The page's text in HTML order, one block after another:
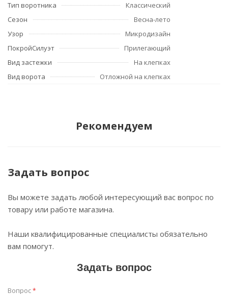
Тип воротника
Классический
Сезон
Весна-лето
Узор
Микродизайн
ПокройСилуэт
Прилегающий
Вид застежки
На клепках
Вид ворота
Отложной на клепках
Рекомендуем
Задать вопрос
Вы можете задать любой интересующий вас вопрос по
товару или работе магазина.
Наши квалифицированные специалисты обязательно
вам помогут.
Задать вопрос
Вопрос*